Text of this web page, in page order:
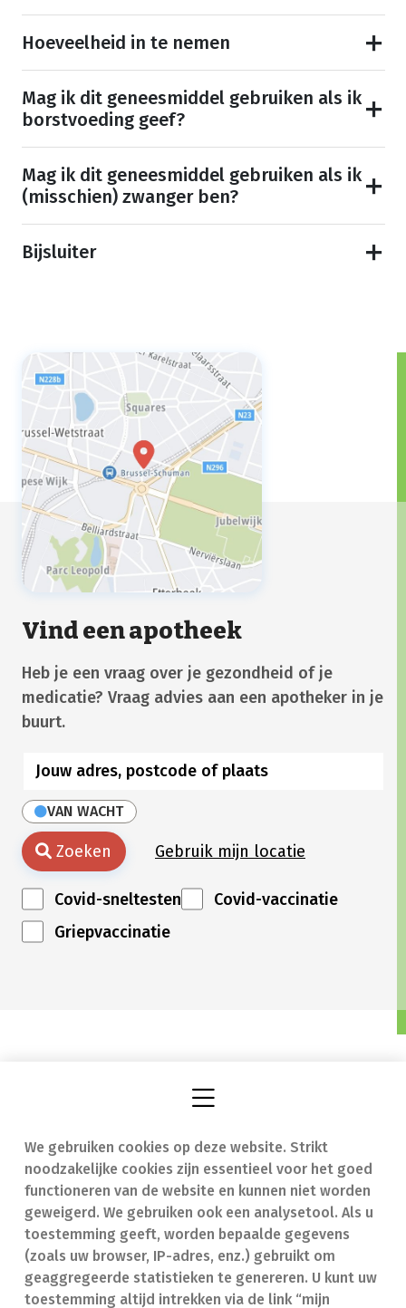
We gebruiken cookies op deze website. Strikt
noodzakelijke cookies zijn essentieel voor het goed
functioneren van de website en kunnen niet worden
geweigerd. We gebruiken ook een analysetool. Als u
toestemming geeft, worden bepaalde gegevens
(zoals uw browser, IP-adres, enz.) gebruikt om
geaggregeerde statistieken te genereren. U kunt uw
toestemming altijd intrekken via de link “mijn
Hoeveelheid in te nemen
Mag ik dit geneesmiddel gebruiken als ik
borstvoeding geef?
Mag ik dit geneesmiddel gebruiken als ik
(misschien) zwanger ben?
Bijsluiter
Vind een apotheek
Heb je een vraag over je gezondheid of je
medicatie? Vraag advies aan een apotheker in je
buurt.
VAN WACHT
Zoeken Gebruik mijn locatie
Covid-sneltesten
Covid-vaccinatie
Griepvaccinatie
Vind een apotheek
Onze expertise
Ziekten
Geneesmiddelen
In geval van nood
Contact
Veelgestelde vragen
(FAQ)